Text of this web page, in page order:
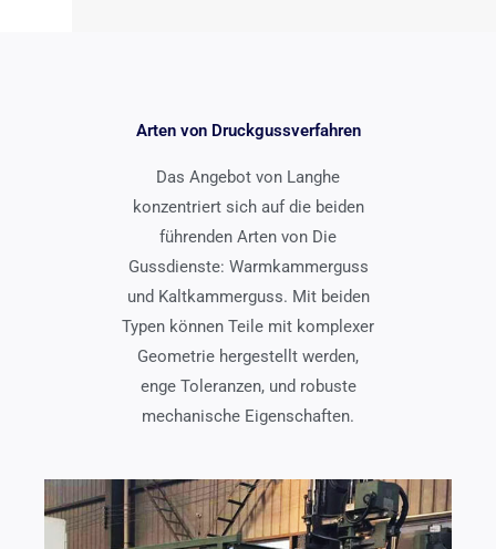
Arten von Druckgussverfahren
Das Angebot von Langhe
konzentriert sich auf die beiden
führenden Arten von Die
Gussdienste: Warmkammerguss
und Kaltkammerguss. Mit beiden
Typen können Teile mit komplexer
Geometrie hergestellt werden,
enge Toleranzen, und robuste
mechanische Eigenschaften.